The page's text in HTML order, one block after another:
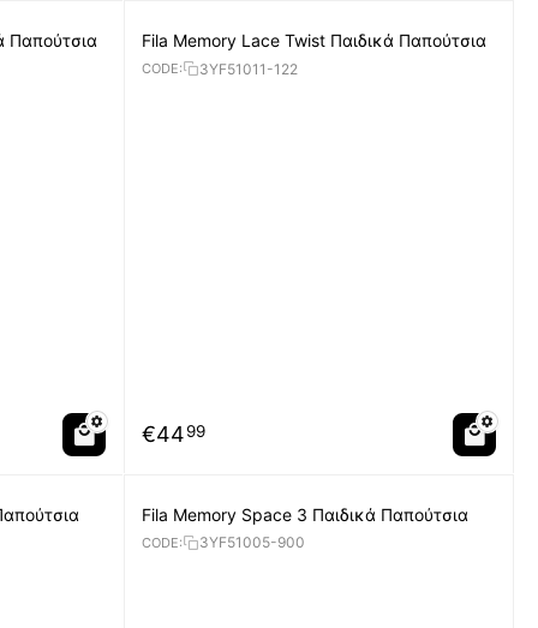
Παπούτσια Fila Memory Lace Twist Παιδικά Παπούτσια
CODE: 3YF51011-122
€4499
Fila Memory Space 3 Παιδικά Παπούτσια
CODE: 3YF51005-900